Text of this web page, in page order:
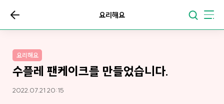
요리해요
요리해요
수플레 팬케이크를 만들었습니다.
2022.07.21 20:15